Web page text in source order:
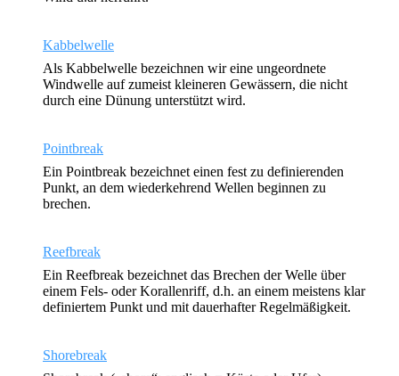
Kabbelwelle
Als Kabbelwelle bezeichnen wir eine ungeordnete
Windwelle auf zumeist kleineren Gewässern, die nicht
durch eine Dünung unterstützt wird.
Pointbreak
Ein Pointbreak bezeichnet einen fest zu definierenden
Punkt, an dem wiederkehrend Wellen beginnen zu
brechen.
Reefbreak
Ein Reefbreak bezeichnet das Brechen der Welle über
einem Fels- oder Korallenriff, d.h. an einem meistens klar
definiertem Punkt und mit dauerhafter Regelmäßigkeit.
Shorebreak